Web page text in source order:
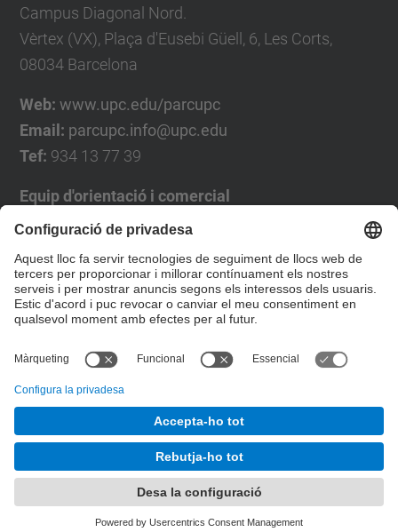
Campus Diagonal Nord.
Vèrtex (VX), Plaça d'Eusebi Güell, 6, Les Corts,
08034 Barcelona
Web: www.upc.edu/parcupc
Email: parcupc.info@upc.edu
Tef: 934 13 77 39
Equip d'orientació i comercial
José Luís Grande
Tel. 93 4137194
jose.luis.grande@upc.edu
Formulari de contacte
Desenvolupat amb